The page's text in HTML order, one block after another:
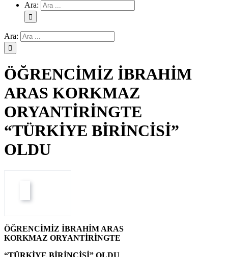
Ara:
Ara:
ÖĞRENCİMİZ İBRAHİM
ARAS KORKMAZ
ORYANTİRİNGTE
“TÜRKİYE BİRİNCİSİ”
OLDU
ÖĞRENCİMİZ İBRAHİM ARAS
KORKMAZ ORYANTİRİNGTE
“TÜRKİYE BİRİNCİSİ” OLDU